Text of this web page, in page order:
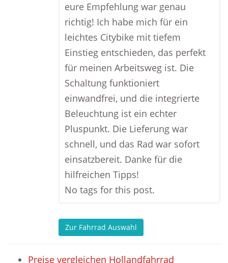
eure Empfehlung war genau
richtig! Ich habe mich für ein
leichtes Citybike mit tiefem
Einstieg entschieden, das perfekt
für meinen Arbeitsweg ist. Die
Schaltung funktioniert
einwandfrei, und die integrierte
Beleuchtung ist ein echter
Pluspunkt. Die Lieferung war
schnell, und das Rad war sofort
einsatzbereit. Danke für die
hilfreichen Tipps!
No tags for this post.
Zur Fahrrad Auswahl
Preise vergleichen Hollandfahrrad